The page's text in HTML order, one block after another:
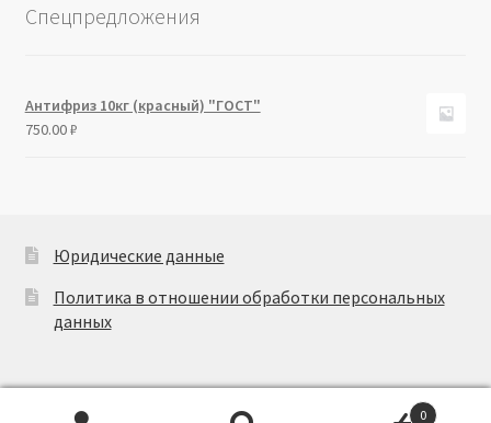
Спецпредложения
Антифриз 10кг (красный) "ГОСТ"
750.00₽
Юридические данные
Политика в отношении обработки персональных
данных
0